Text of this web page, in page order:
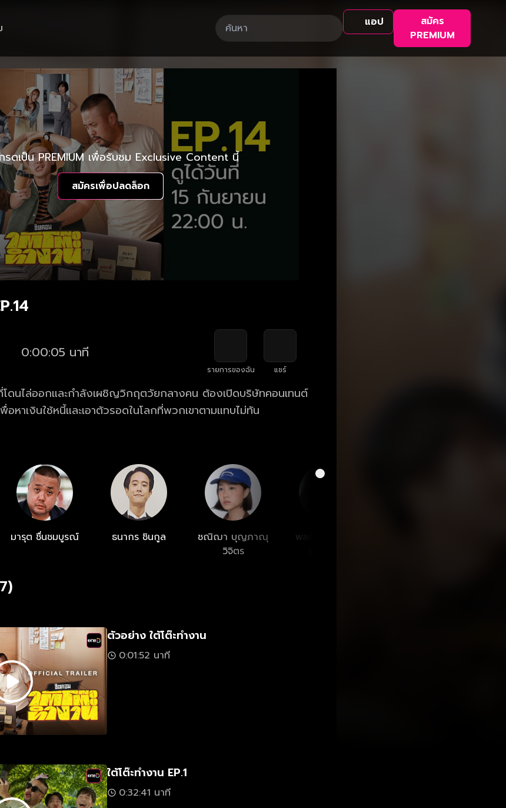
แอป
สมัคร
PREMIUM
รดเป็น PREMIUM เพื่อรับชม Exclusive Content นี้
สมัครเพื่อปลดล็อก
0:00:05 นาที
รายการของฉัน แชร์
ดนไล่ออกและกำลังเผชิญวิกฤตวัยกลางคน ต้องเปิดบริษัทคอนเทนต์
หาเงินใช้หนี้และเอาตัวรอดในโลกที่พวกเขาตามแทบไม่ทัน
มารุต ชื่นชมบูรณ์ ธนากร ชินกูล
ชณิฌา บุญภาณุ
วิจิตร
พลอยไพลิน ตั้ง
ตัวอย่าง ใต้โต๊ะทำงาน
0:01:52 นาที
ใต้โต๊ะทำงาน EP.1
0:32:41 นาที